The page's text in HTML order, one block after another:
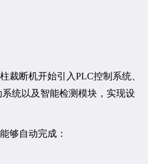
裁断机开始引入PLC控制系统、
统以及智能检测模块，实现设
够自动完成：